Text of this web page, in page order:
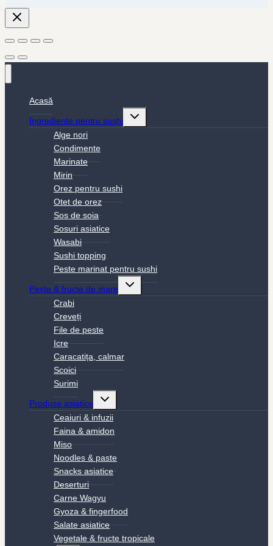
Acasă
Ingrediente pentru sushi
Toggle
Alge nori
Condimente
Marinate
Mirin
Orez pentru sushi
Otet de orez
Sos de soia
Sosuri asiatice
Wasabi
Sushi topping
Peste marinat pentru sushi
Pește & fructe de mare
Toggle
Crabi
Creveți
File de peste
Icre
Caracatița, calmar
Scoici
Surimi
Produse asiatice
Toggle
menu
Ceaiuri & infuzii
Faina & amidon
Miso
Noodles & paste
Snacks asiatice
Deserturi
Carne Wagyu
Gyoza & fingerfood
Salate asiatice
Vegetale & fructe tropicale